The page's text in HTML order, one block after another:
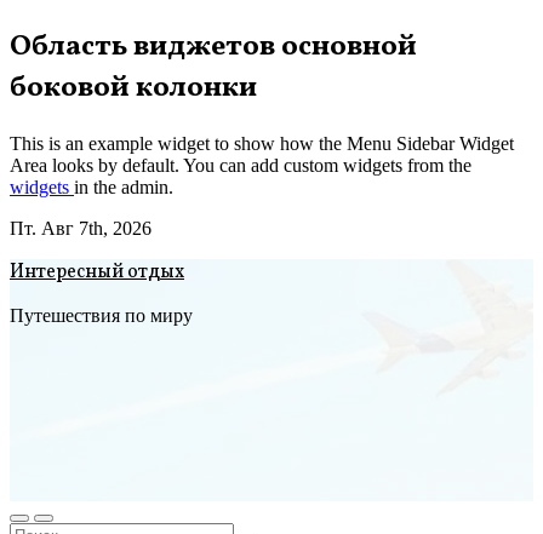
Перейти
к
содержимому
Область виджетов основной
боковой колонки
This is an example widget to show how the Menu Sidebar Widget
Area looks by default. You can add custom widgets from the
widgets in the admin.
Пт. Авг 7th, 2026
Интересный отдых
Путешествия по миру